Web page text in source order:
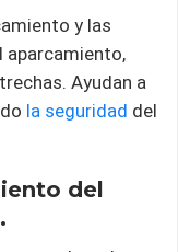
y las
aparcamiento,
Ayudan a
la seguridad del
del